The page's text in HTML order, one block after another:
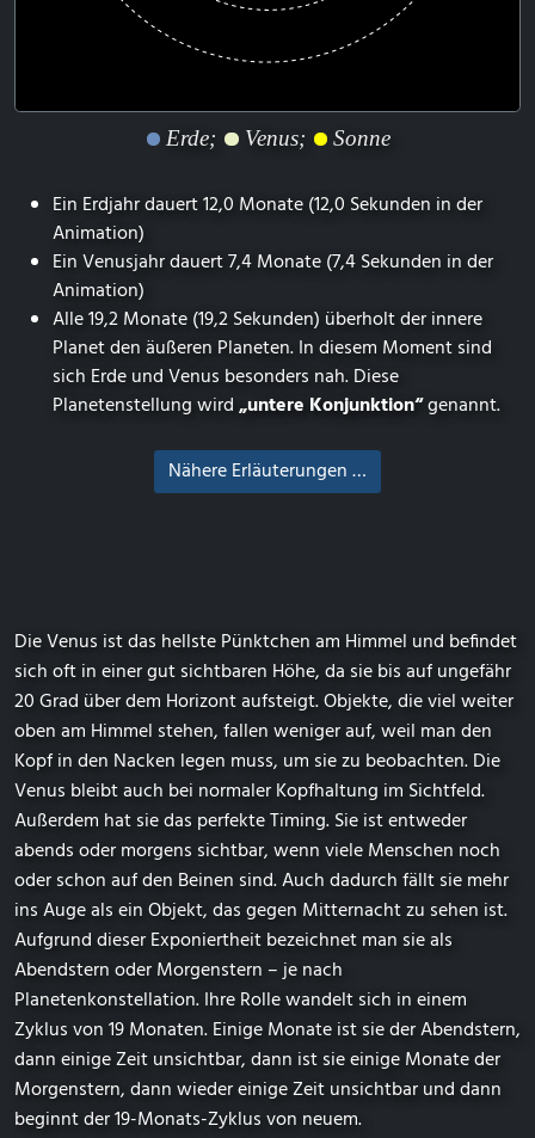
Erde; Venus; Sonne
Ein Erdjahr dauert 12,0 Monate (12,0 Sekunden in der
Animation)
Ein Venusjahr dauert 7,4 Monate (7,4 Sekunden in der
Animation)
Alle 19,2 Monate (19,2 Sekunden) überholt der innere
Planet den äußeren Planeten. In diesem Moment sind
sich Erde und Venus besonders nah. Diese
Planetenstellung wird„untere Konjunktion“genannt.
Nähere Erläuterungen …
Die Venus ist das hellste Pünktchen am Himmel und befindet
sich oft in einer gut sichtbaren Höhe, da sie bis auf ungefähr
20 Grad über dem Horizont aufsteigt. Objekte, die viel weiter
oben am Himmel stehen, fallen weniger auf, weil man den
Kopf in den Nacken legen muss, um sie zu beobachten. Die
Venus bleibt auch bei normaler Kopfhaltung im Sichtfeld.
Außerdem hat sie das perfekte Timing. Sie ist entweder
abends oder morgens sichtbar, wenn viele Menschen noch
oder schon auf den Beinen sind. Auch dadurch fällt sie mehr
ins Auge als ein Objekt, das gegen Mitternacht zu sehen ist.
Aufgrund dieser Exponiertheit bezeichnet man sie als
Abendstern oder Morgenstern – je nach
Planetenkonstellation. Ihre Rolle wandelt sich in einem
Zyklus von 19 Monaten. Einige Monate ist sie der Abendstern,
dann einige Zeit unsichtbar, dann ist sie einige Monate der
Morgenstern, dann wieder einige Zeit unsichtbar und dann
beginnt der 19-Monats-Zyklus von neuem.